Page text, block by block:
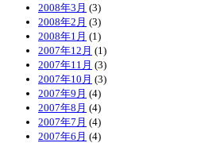
2008年3月 (3)
2008年2月 (3)
2008年1月 (1)
2007年12月 (1)
2007年11月 (3)
2007年10月 (3)
2007年9月 (4)
2007年8月 (4)
2007年7月 (4)
2007年6月 (4)